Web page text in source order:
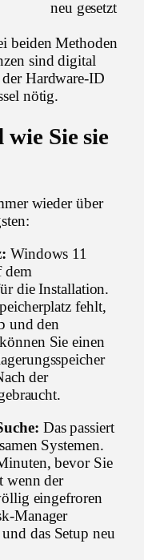
neu gesetzt
beiden Methoden
sind digital
Hardware-ID
nötig.
Sie sie
wieder über
Windows 11
die Installation.
fehlt,
und den
Sie einen
der
Das passiert
Systemen.
bevor Sie
wenn der
eingefroren
Manager
das Setup neu